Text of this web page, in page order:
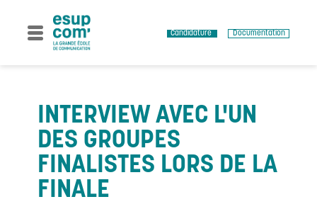
content
Candidature Documentation
INTERVIEW AVEC L'UN
DES GROUPES
FINALISTES LORS DE LA
FINALE